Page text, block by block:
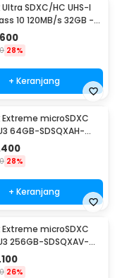
SDXC/HC UHS-I
10 120MB/s 32GB -
28%
+ Keranjang
Extreme microSDXC
64GB-SDSQXAH-
28%
+ Keranjang
Extreme microSDXC
256GB-SDSQXAV-
26%